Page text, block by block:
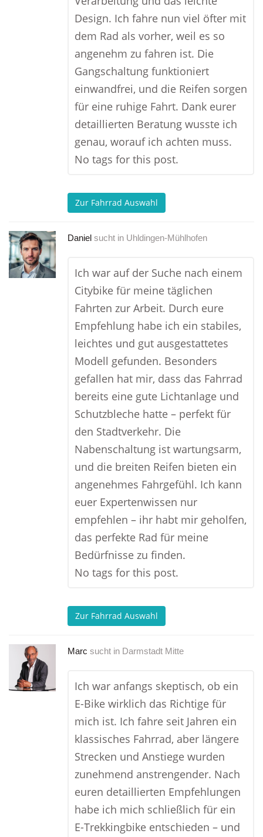
Design. Ich fahre nun viel öfter mit
dem Rad als vorher, weil es so
angenehm zu fahren ist. Die
Gangschaltung funktioniert
einwandfrei, und die Reifen sorgen
für eine ruhige Fahrt. Dank eurer
detaillierten Beratung wusste ich
genau, worauf ich achten muss.
No tags for this post.
Zur Fahrrad Auswahl
Daniel sucht in Uhldingen-Mühlhofen
Ich war auf der Suche nach einem
Citybike für meine täglichen
Fahrten zur Arbeit. Durch eure
Empfehlung habe ich ein stabiles,
leichtes und gut ausgestattetes
Modell gefunden. Besonders
gefallen hat mir, dass das Fahrrad
bereits eine gute Lichtanlage und
Schutzbleche hatte – perfekt für
den Stadtverkehr. Die
Nabenschaltung ist wartungsarm,
und die breiten Reifen bieten ein
angenehmes Fahrgefühl. Ich kann
euer Expertenwissen nur
empfehlen – ihr habt mir geholfen,
das perfekte Rad für meine
Bedürfnisse zu finden.
No tags for this post.
Zur Fahrrad Auswahl
Marc sucht in Darmstadt Mitte
Ich war anfangs skeptisch, ob ein
E-Bike wirklich das Richtige für
mich ist. Ich fahre seit Jahren ein
klassisches Fahrrad, aber längere
Strecken und Anstiege wurden
zunehmend anstrengender. Nach
euren detaillierten Empfehlungen
habe ich mich schließlich für ein
E-Trekkingbike entschieden – und